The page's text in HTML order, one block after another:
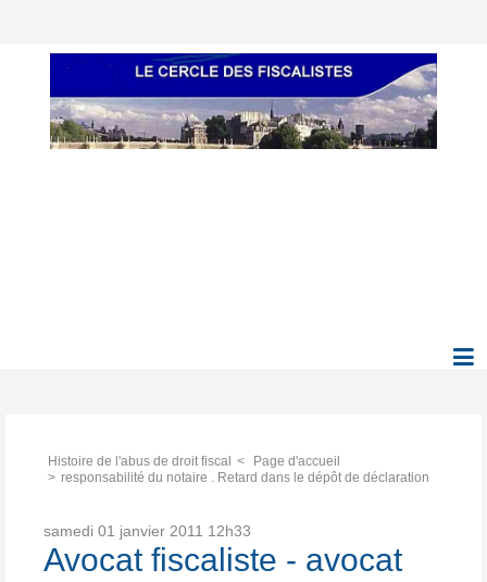
Histoire de l'abus de droit fiscal
Page d'accueil
responsabilité du notaire . Retard dans le dépôt de déclaration
samedi 01 janvier 2011 12h33
Avocat fiscaliste - avocat